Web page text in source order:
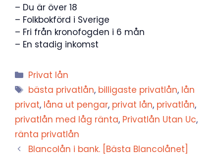
– Du är över 18
– Folkbokförd i Sverige
– Fri från kronofogden i 6 mån
– En stadig inkomst
Kategorier
Privat lån
Etiketter
bästa privatlån, billigaste privatlån, lån
privat, låna ut pengar, privat lån, privatlån,
privatlån med låg ränta, Privatlån Utan Uc,
ränta privatlån
Blancolån i bank. [Bästa Blancolånet]